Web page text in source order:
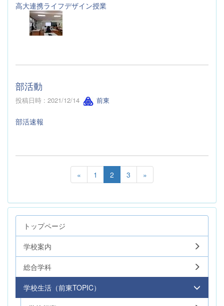
高大連携ライフデザイン授業
部活動
投稿日時 : 2021/12/14 前東
部活速報
« 1 2 3 »
トップページ
学校案内
総合学科
学校生活（前東TOPIC）